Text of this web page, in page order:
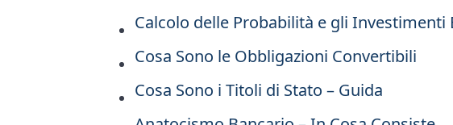
Calcolo delle Probabilità e gli Investimenti
Cosa Sono le Obbligazioni Convertibili
Cosa Sono i Titoli di Stato – Guida